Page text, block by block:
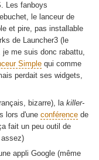
Les fanboys
le lanceur de
et pire, pas installable
de Launcher3 (le
je me suis donc rabattu,
Simplequi comme
perdait ses widgets,
bizarre), la killer-
lors d'une conférencede
fait un peu outil de
appli Google (même